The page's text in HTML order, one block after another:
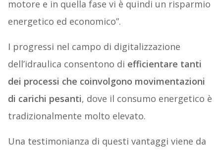
motore e in quella fase vi è quindi un risparmio
energetico ed economico”.
I progressi nel campo di digitalizzazione
dell’idraulica consentono di efficientare tanti
dei processi che coinvolgono movimentazioni
di carichi pesanti, dove il consumo energetico è
tradizionalmente molto elevato.
Una testimonianza di questi vantaggi viene da